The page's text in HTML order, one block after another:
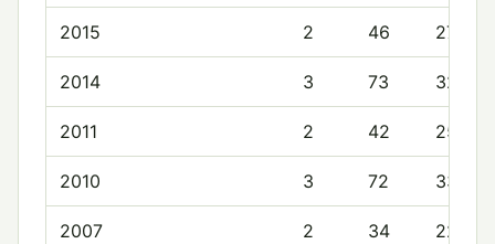
2015 2 46 27.5
2014 3 73 32.7
2011 2 42 25.0
2010 3 72 33.3
2007 2 34 22.0